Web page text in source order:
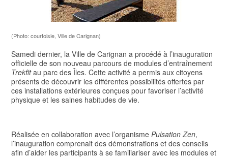
(Photo: courtoisie, Ville de Carignan)
Samedi dernier, la Ville de Carignan a procédé à l’inauguration
officielle de son nouveau parcours de modules d’entraînement
Trekfitau parc des Îles. Cette activité a permis aux citoyens
présents de découvrir les différentes possibilités offertes par
ces installations extérieures conçues pour favoriser l’activité
physique et les saines habitudes de vie.
Réalisée en collaboration avec l’organisme Pulsation Zen,
l’inauguration comprenait des démonstrations et des conseils
afin d’aider les participants à se familiariser avec les modules et